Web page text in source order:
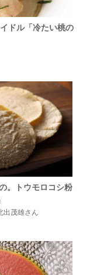
ドル「冷たい桃の
。トウモロコシ粉
出茂雄さん